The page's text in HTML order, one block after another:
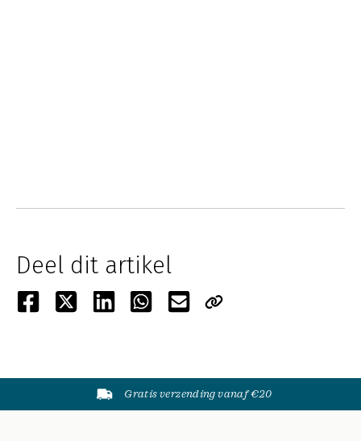
Deel dit artikel
Gratis verzending vanaf €20